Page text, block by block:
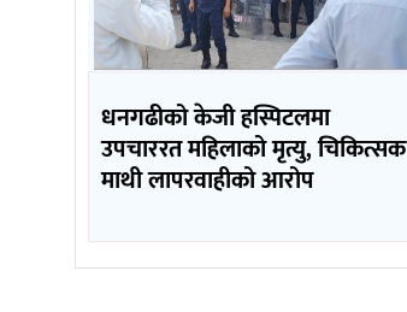
धनगढीको केजी हस्पिटलमा
उपचाररत महिलाको मृत्यु, चिकित्सक
माथी लापरवाहीको आरोप